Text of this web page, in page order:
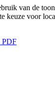
van de
keuze voor
PDF